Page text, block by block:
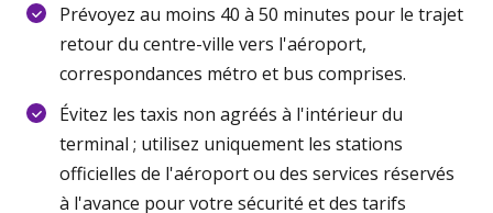
Prévoyez au moins 40 à 50 minutes pour le trajet
retour du centre-ville vers l'aéroport,
correspondances métro et bus comprises.
Évitez les taxis non agréés à l'intérieur du
terminal ; utilisez uniquement les stations
officielles de l'aéroport ou des services réservés
à l'avance pour votre sécurité et des tarifs